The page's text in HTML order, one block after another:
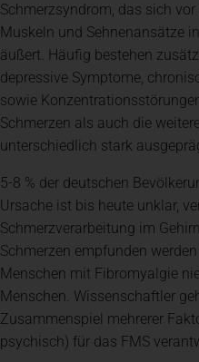
Karriere
Kontakt
Spenden + Helfen
News
Spenden + Helfen
Veranstaltungen
Schmerzsyndrom, das sich
Muskeln und Sehnenansätze
äußert. Häufig bestehen
depressive Symptome,
sowie
Schmerzen als auch die
unterschiedlich stark
5-8 % der deutschen
Ursache ist bis heute unklar,
Schmerzverarbeitung im
Schmerzen empfunden
Menschen mit Fibromyalgie
Menschen. Wissenschaftler
Zusammenspiel mehrerer
psychisch) für das FMS